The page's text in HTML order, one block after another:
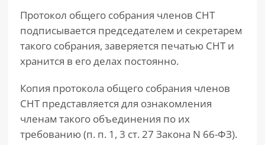
Протокол общего собрания членов СНТ
подписывается председателем и секретарем
такого собрания, заверяется печатью СНТ и
хранится в его делах постоянно.
Копия протокола общего собрания членов
СНТ представляется для ознакомления
членам такого объединения по их
требованию (п. п. 1, 3 ст. 27 Закона N 66-ФЗ).